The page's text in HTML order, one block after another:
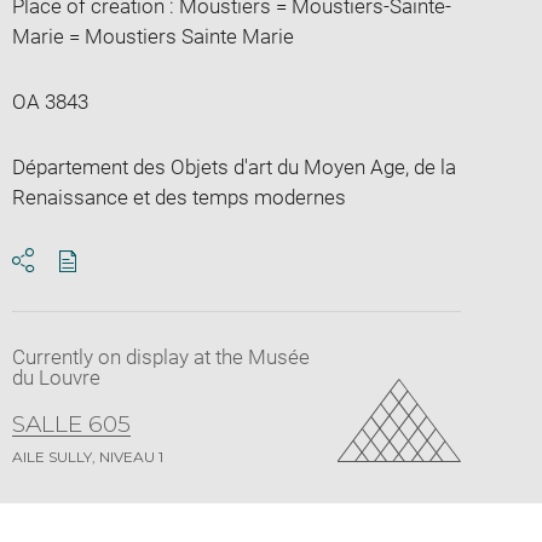
Place of creation : Moustiers = Moustiers-Sainte-
Marie = Moustiers Sainte Marie
OA 3843
Département des Objets d'art du Moyen Age, de la
Renaissance et des temps modernes
Currently on display at the Musée
du Louvre
SALLE 605
AILE SULLY, NIVEAU 1